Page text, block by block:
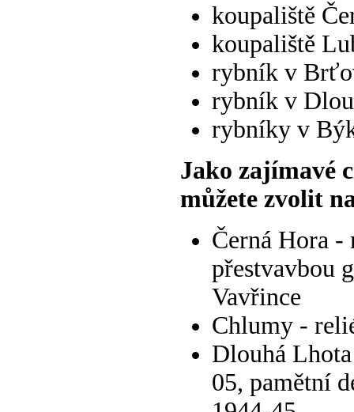
koupaliště
koupaliště
rybník v
rybník v
rybníky v
Jako zajímavé
můžete zvolit
Černá Hora -
přestvavbou
Vavřince
Chlumy -
Dlouhá
05, pamětní